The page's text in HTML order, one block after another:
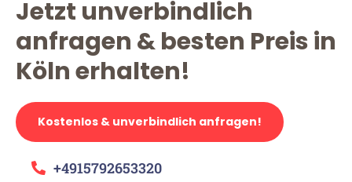
Jetzt unverbindlich
anfragen & besten Preis in
Köln erhalten!
Kostenlos & unverbindlich anfragen!
+4915792653320